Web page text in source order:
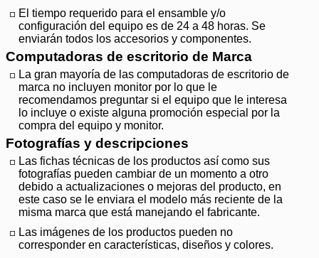
El tiempo requerido para el ensamble y/o
configuración del equipo es de 24 a 48 horas. Se
enviarán todos los accesorios y componentes.
Computadoras de escritorio de Marca
La gran mayoría de las computadoras de escritorio de
marca no incluyen monitor por lo que le
recomendamos preguntar si el equipo que le interesa
lo incluye o existe alguna promoción especial por la
compra del equipo y monitor.
Fotografías y descripciones
Las fichas técnicas de los productos así como sus
fotografías pueden cambiar de un momento a otro
debido a actualizaciones o mejoras del producto, en
este caso se le enviara el modelo más reciente de la
misma marca que está manejando el fabricante.
Las imágenes de los productos pueden no
corresponder en características, diseños y colores.